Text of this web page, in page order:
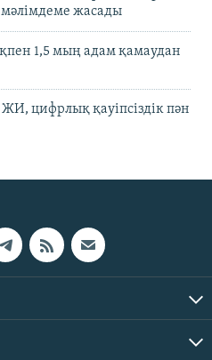
жасады
1,5 мың адам қамаудан
цифрлық қауіпсіздік пән